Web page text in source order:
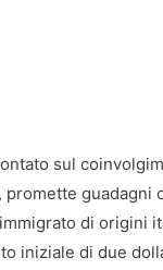
sul
guadagni
di origini
iniziale di due